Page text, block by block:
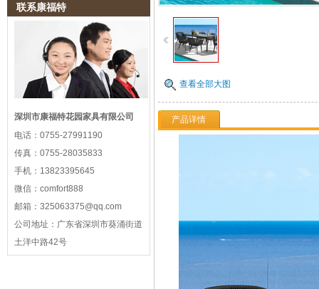
联系康福特
深圳市康福特花园家具有限公司
电话： 0755-27991190
传真： 0755-28035833
手机： 13823395645
微信： comfort888
邮箱： 325063375@qq.com
公司地址： 广东省深圳市葵涌街道
土洋中路42号
查看全部大图
产品详情